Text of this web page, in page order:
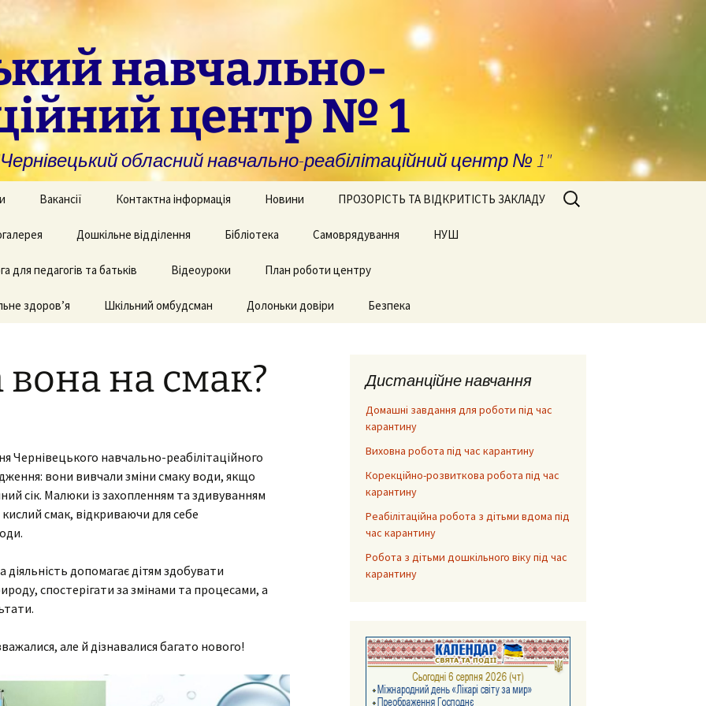
навчально-
центр № 1
обласний навчально-реабілітаційний центр № 1"
закладам із
та
навчання
послуги для
батьків
Вакансії Контактна інформація Новини ПРОЗОРІСТЬ ТА ВІДКРИТІСТЬ ЗАКЛАДУ
Запобігання та
виявлення корупції
Фінансова звітність
з
творчих робіт
приміщень
Дошкільне відділення
Рекомендації для
Бібліотека Самоврядування НУШ
для педагогів та батьків Відеоуроки План роботи центру
здоров’я Шкільний омбудсман Долоньки довіри Безпека
Пошук:
на смак?
Чернівецького навчально-реабілітаційного
вони вивчали зміни смаку води, якщо
сік. Малюки із захопленням та здивуванням
смак, відкриваючи для себе
допомагає дітям здобувати
спостерігати за змінами та процесами, а
але й дізнавалися багато нового!
Дистанційне навчання
Домашні завдання для роботи під час
карантину
Виховна робота під час карантину
Корекційно-розвиткова робота під час
карантину
Реабілітаційна робота з дітьми вдома під
час карантину
Робота з дітьми дошкільного віку під час
карантину